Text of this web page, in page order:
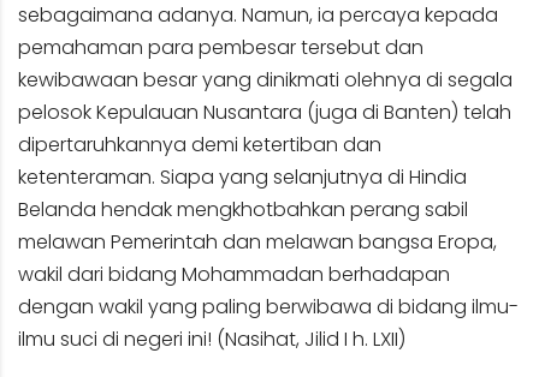
sebagaimana adanya. Namun, ia percaya kepada
pemahaman para pembesar tersebut dan
kewibawaan besar yang dinikmati olehnya di segala
pelosok Kepulauan Nusantara (juga di Banten) telah
dipertaruhkannya demi ketertiban dan
ketenteraman. Siapa yang selanjutnya di Hindia
Belanda hendak mengkhotbahkan perang sabil
melawan Pemerintah dan melawan bangsa Eropa,
wakil dari bidang Mohammadan berhadapan
dengan wakil yang paling berwibawa di bidang ilmu-
ilmu suci di negeri ini! (Nasihat, Jilid I h. LXII)